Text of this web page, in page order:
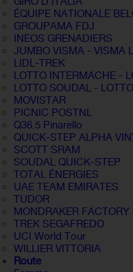
ÉQUIPE NATIONALE
GROUPAMA FDJ
INEOS GRENADIERS
JUMBO VISMA - VISMA
LIDL-TREK
LOTTO INTERMACHE -
LOTTO SOUDAL -
MOVISTAR
PICNIC POSTNL
Q36.5 Pinarello
QUICK-STEP ALPHA
SCOTT SRAM
SOUDAL QUICK-STEP
TOTAL ÉNERGIES
UAE TEAM EMIRATES
TUDOR
MONDRAKER
TREK SEGAFREDO
UCI World Tour
WILLIER VITTORIA
Route